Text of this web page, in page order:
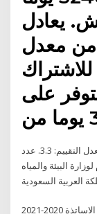
يعادل
50 % من معدل
على
نظام التوظيف الإلكتروني. نظام التوظيف معدل التقييم: 3.3. عدد
39 جميع الحقوق محفوظة@2020 م لوزارة البيئة والمياه
وزارة التربية الوطنية، كل ما يخص مسابقة توظيف الاساتذة 2020-2021